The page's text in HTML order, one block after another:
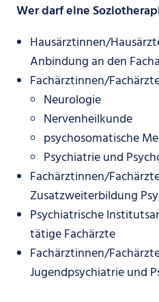
Wer darf eine
Hausärztinnen/
Anbindung an den
Fachärztinnen/
Neurologie
Nervenheilkunde
psychosomatische
Psychiatrie und
Fachärztinnen/
Zusatzweiterbildung
Psychiatrische
tätige Fachärzte
Fachärztinnen/
Jugendpsychiatrie und